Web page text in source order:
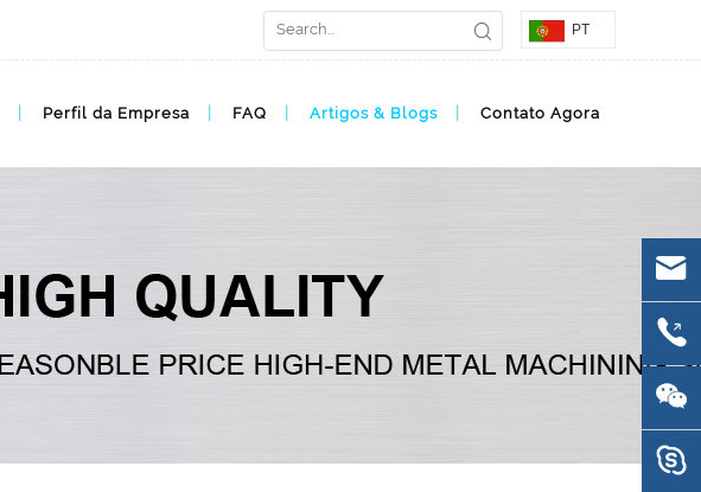
PT
Perfil da Empresa FAQ Artigos & Blogs Contato Agora